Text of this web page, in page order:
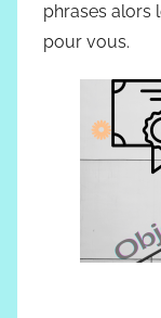
phrases alors
pour vous.